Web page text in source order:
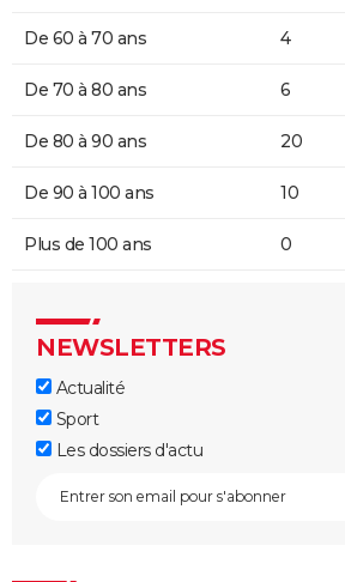
De 60 à 70 ans 4
De 70 à 80 ans 6
De 80 à 90 ans 20
De 90 à 100 ans 10
Plus de 100 ans 0
NEWSLETTERS
Actualité
Sport
Les dossiers d'actu